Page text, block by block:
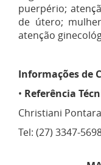
puerpério;
de útero;
atenção
Informações de
• Referência
Christiani
Tel: (27) 3347-